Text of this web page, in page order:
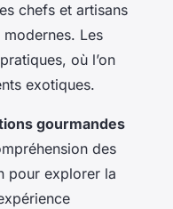
chefs et artisans
Les
où l’on
exotiques.
gourmandes
des
pour explorer la